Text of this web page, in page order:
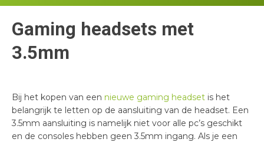
Gaming headsets met
3.5mm
Bij het kopen van een nieuwe gaming headset is het
belangrijk te letten op de aansluiting van de headset. Een
3.5mm aansluiting is namelijk niet voor alle pc’s geschikt
en de consoles hebben geen 3.5mm ingang. Als je een